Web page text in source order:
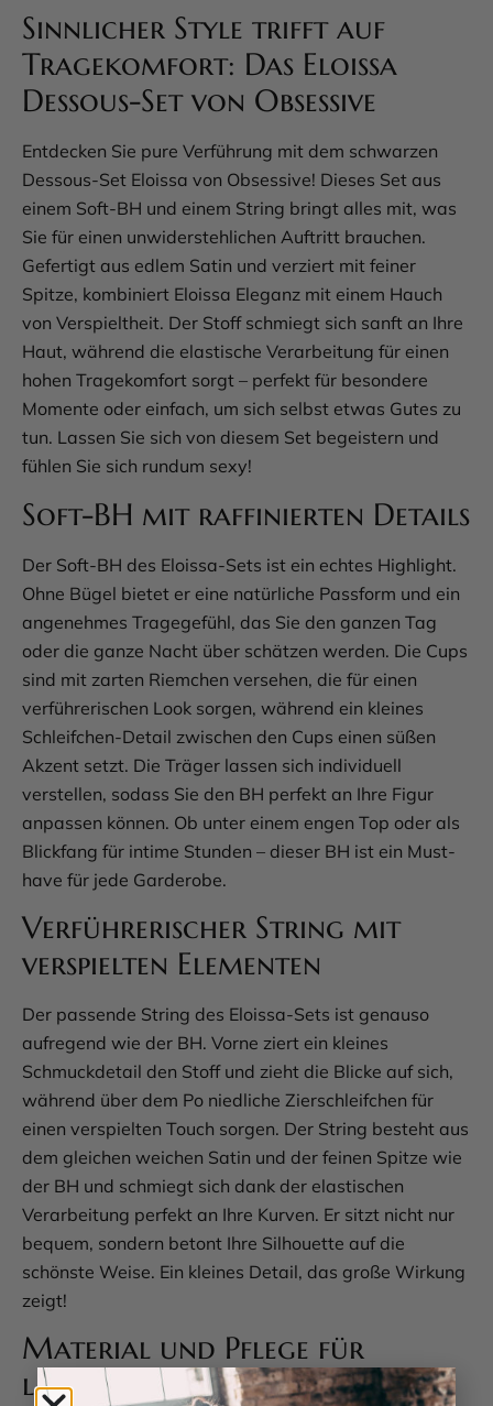
Sinnlicher Style trifft auf
Tragekomfort: Das Eloissa
Dessous-Set von Obsessive
Entdecken Sie pure Verführung mit dem schwarzen
Dessous-Set Eloissa von Obsessive! Dieses Set aus
einem Soft-BH und einem String bringt alles mit, was
Sie für einen unwiderstehlichen Auftritt brauchen.
Gefertigt aus edlem Satin und verziert mit feiner
Spitze, kombiniert Eloissa Eleganz mit einem Hauch
von Verspieltheit. Der Stoff schmiegt sich sanft an Ihre
Haut, während die elastische Verarbeitung für einen
hohen Tragekomfort sorgt – perfekt für besondere
Momente oder einfach, um sich selbst etwas Gutes zu
tun. Lassen Sie sich von diesem Set begeistern und
fühlen Sie sich rundum sexy!
Soft-BH mit raffinierten Details
Der Soft-BH des Eloissa-Sets ist ein echtes Highlight.
Ohne Bügel bietet er eine natürliche Passform und ein
angenehmes Tragegefühl, das Sie den ganzen Tag
oder die ganze Nacht über schätzen werden. Die Cups
sind mit zarten Riemchen versehen, die für einen
verführerischen Look sorgen, während ein kleines
Schleifchen-Detail zwischen den Cups einen süßen
Akzent setzt. Die Träger lassen sich individuell
verstellen, sodass Sie den BH perfekt an Ihre Figur
anpassen können. Ob unter einem engen Top oder als
Blickfang für intime Stunden – dieser BH ist ein Must-
have für jede Garderobe.
Verführerischer String mit
verspielten Elementen
Der passende String des Eloissa-Sets ist genauso
aufregend wie der BH. Vorne ziert ein kleines
Schmuckdetail den Stoff und zieht die Blicke auf sich,
während über dem Po niedliche Zierschleifchen für
einen verspielten Touch sorgen. Der String besteht aus
dem gleichen weichen Satin und der feinen Spitze wie
der BH und schmiegt sich dank der elastischen
Verarbeitung perfekt an Ihre Kurven. Er sitzt nicht nur
bequem, sondern betont Ihre Silhouette auf die
schönste Weise. Ein kleines Detail, das große Wirkung
zeigt!
Material und Pflege für
langanhaltende Freude